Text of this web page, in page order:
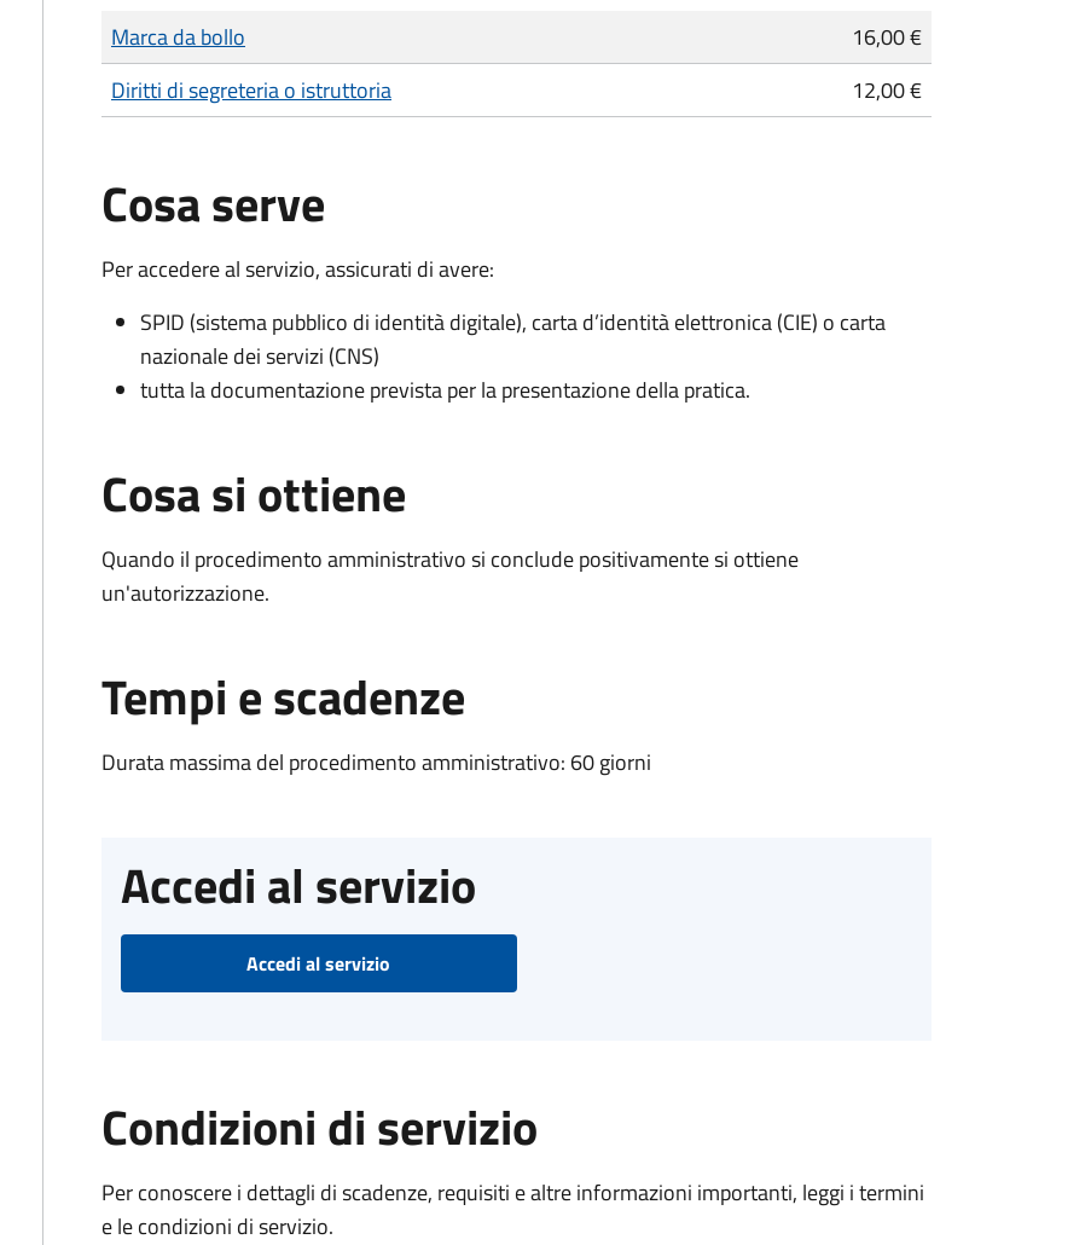
Tipo di pagamento
Importo
Marca da bollo
16,00 €
Diritti di segreteria o istruttoria
12,00 €
Cosa serve
Per accedere al servizio, assicurati di avere:
SPID (sistema pubblico di identità digitale), carta d’identità elettronica (CIE) o carta
nazionale dei servizi (CNS)
tutta la documentazione prevista per la presentazione della pratica.
Cosa si ottiene
Quando il procedimento amministrativo si conclude positivamente si ottiene
un'autorizzazione.
Tempi e scadenze
Durata massima del procedimento amministrativo: 60 giorni
Accedi al servizio
Accedi al servizio
Condizioni di servizio
Per conoscere i dettagli di scadenze, requisiti e altre informazioni importanti, leggi i termini
e le condizioni di servizio.